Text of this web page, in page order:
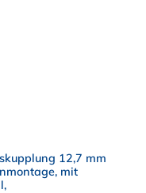
12,7 mm
mit